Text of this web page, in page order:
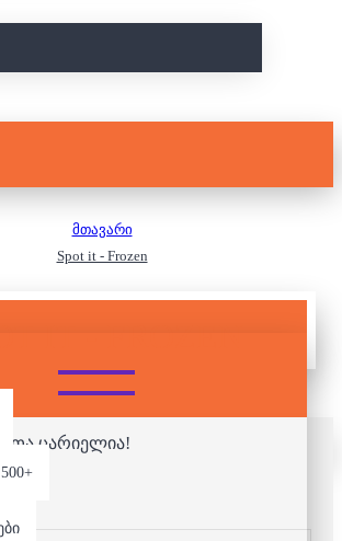
ცარიელია!
მთავარი
Spot it - Frozen
IT - FROZEN